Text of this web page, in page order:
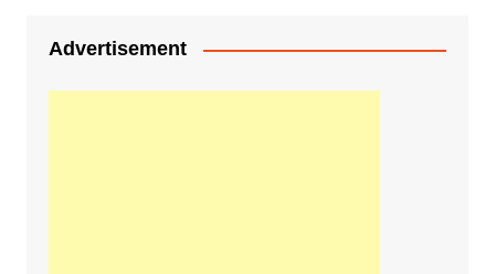
Advertisement